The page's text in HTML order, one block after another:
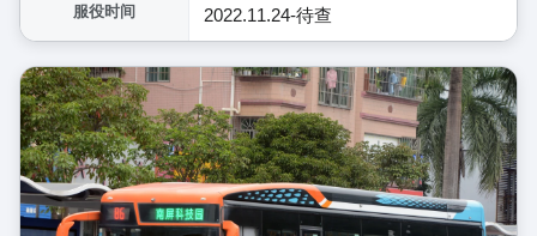
服役时间 2022.11.24-待查